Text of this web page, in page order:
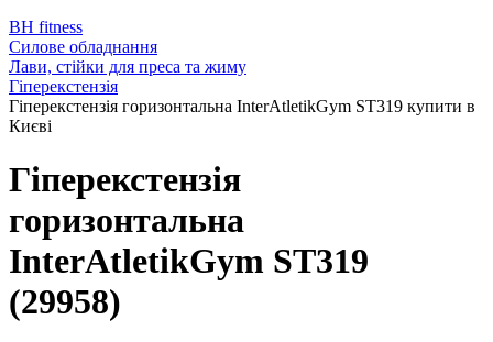
BH fitness
Силове обладнання
Лави, стійки для преса та жиму
Гіперекстензія
Гіперекстензія горизонтальна InterAtletikGym ST319 купити в
Києві
Гіперекстензія
горизонтальна
InterAtletikGym ST319
(29958)